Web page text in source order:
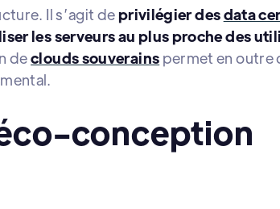
Il s’agit deprivilégier desdata
les serveurs au plus proche des
declouds souverains permet en outre
conception